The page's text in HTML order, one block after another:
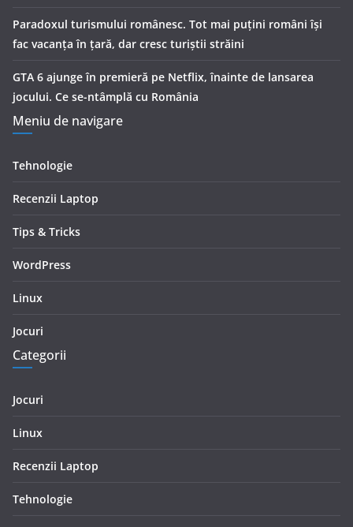
Paradoxul turismului românesc. Tot mai puțini români își
fac vacanța în țară, dar cresc turiștii străini
GTA 6 ajunge în premieră pe Netflix, înainte de lansarea
jocului. Ce se-ntâmplă cu România
Meniu de navigare
Tehnologie
Recenzii Laptop
Tips & Tricks
WordPress
Linux
Jocuri
Categorii
Jocuri
Linux
Recenzii Laptop
Tehnologie